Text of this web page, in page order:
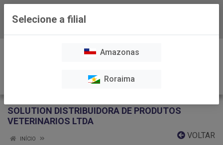
SOLUTION DISTRIBUIDORA DE PRODUTOS
VETERINARIOS LTDA
VOLTAR
INÍCIO
Selecione a filial
Amazonas
Roraima